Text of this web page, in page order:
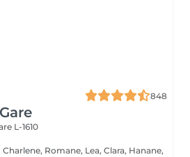
848
L-1610
Romane, Lea, Clara, Hanane,